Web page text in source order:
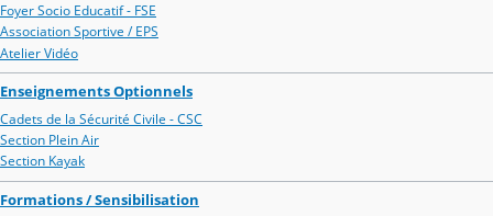
Foyer Socio Educatif - FSE
Association Sportive / EPS
Atelier Vidéo
Enseignements Optionnels
Cadets de la Sécurité Civile - CSC
Section Plein Air
Section Kayak
Formations / Sensibilisation